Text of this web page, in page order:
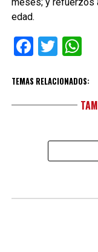
edad.
TEMAS RELACIONADOS: